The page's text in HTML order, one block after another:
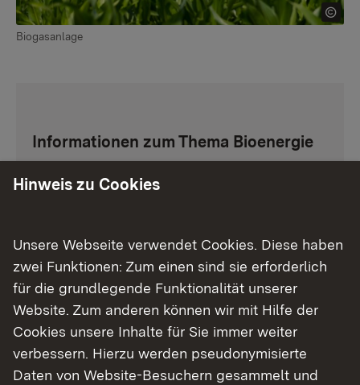
Biogasanlage
Informationen zum Thema Bioenergie
Externer Link:
Abfallentsorgung
LUBW: Informationen des LUBW-
Kompetenzzentrums Bioabfall zur Vergärung
von Bio- und Grüngut
Externer Link:
LUBW: Thermische Verwertung von
holzigem Grüngut
Hinweis zu Cookies
Unsere Webseite verwendet Cookies. Diese haben
zwei Funktionen: Zum einen sind sie erforderlich
für die grundlegende Funktionalität unserer
Website. Zum anderen können wir mit Hilfe der
Cookies unsere Inhalte für Sie immer weiter
verbessern. Hierzu werden pseudonymisierte
Daten von Website-Besuchern gesammelt und